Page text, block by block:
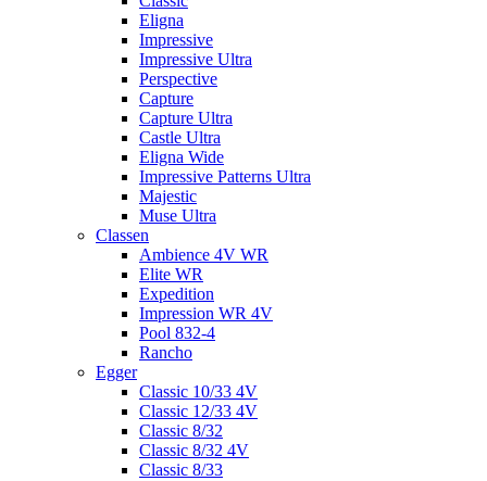
Eligna
Impressive
Impressive Ultra
Perspective
Capture
Capture Ultra
Castle Ultra
Eligna Wide
Impressive Patterns Ultra
Majestic
Muse Ultra
Classen
Ambience 4V WR
Elite WR
Expedition
Impression WR 4V
Pool 832-4
Rancho
Egger
Classic 10/33 4V
Classic 12/33 4V
Classic 8/32
Classic 8/32 4V
Classic 8/33